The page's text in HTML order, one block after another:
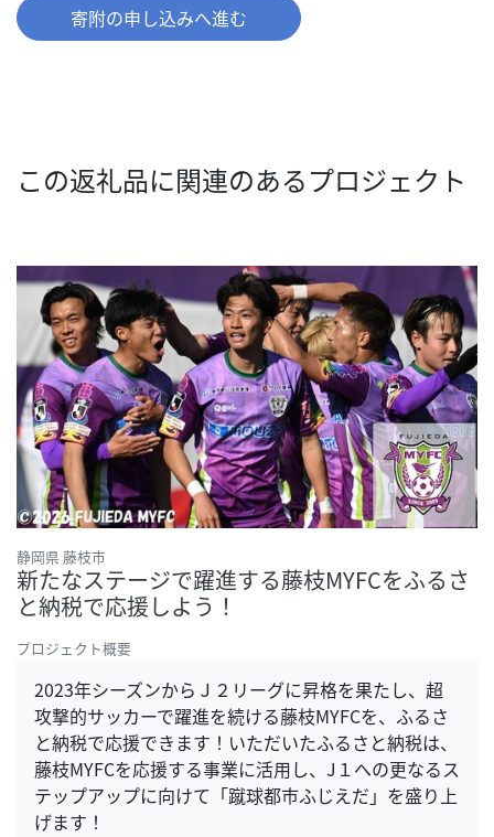
寄附の申し込みへ進む
この返礼品に関連のあるプロジェクト
静岡県 藤枝市
新たなステージで躍進する藤枝MYFCをふるさ
と納税で応援しよう！
プロジェクト概要
2023年シーズンからＪ２リーグに昇格を果たし、超
攻撃的サッカーで躍進を続ける藤枝MYFCを、ふるさ
と納税で応援できます！いただいたふるさと納税は、
藤枝MYFCを応援する事業に活用し、J１への更なるス
テップアップに向けて「蹴球都市ふじえだ」を盛り上
げます！